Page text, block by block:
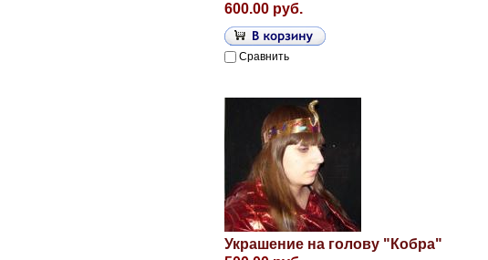
600.00 руб.
Сравнить
Украшение на голову "Кобра"